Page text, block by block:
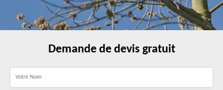
Demande de devis gratuit